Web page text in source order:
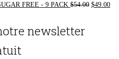
FREE - 9 PACK $54.00 Original
$49.00
newsletter